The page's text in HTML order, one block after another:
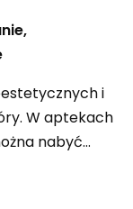
i
W aptekach
nabyć
problem ten